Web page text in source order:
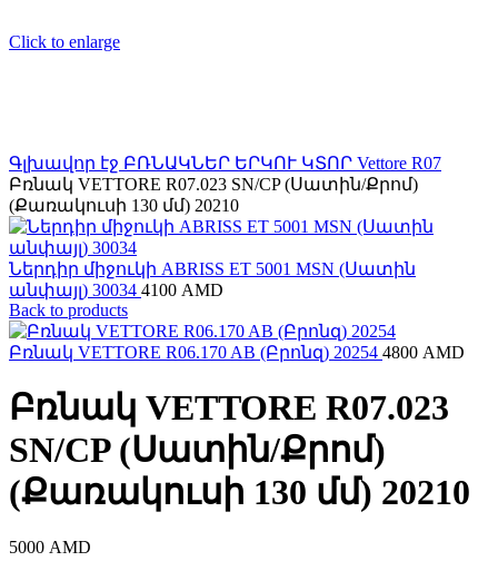
Click to enlarge
Գլխավոր էջ ԲՌՆԱԿՆԵՐ ԵՐԿՈՒ ԿՏՈՐ Vettore R07
Բռնակ VЕTTORE R07.023 SN/CP (Սատին/Քրոմ)
(Քառակուսի 130 մմ) 20210
Ներդիր միջուկի ABRISS ET 5001 MSN (Սատին
անփայլ) 30034 4100 AMD
Back to products
Բռնակ VЕTTORE R06.170 AB (Բրոնզ) 20254 4800 AMD
Բռնակ VЕTTORE R07.023
SN/CP (Սատին/Քրոմ)
(Քառակուսի 130 մմ) 20210
5000 AMD